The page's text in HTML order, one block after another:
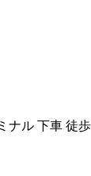
ナル 下車 徒